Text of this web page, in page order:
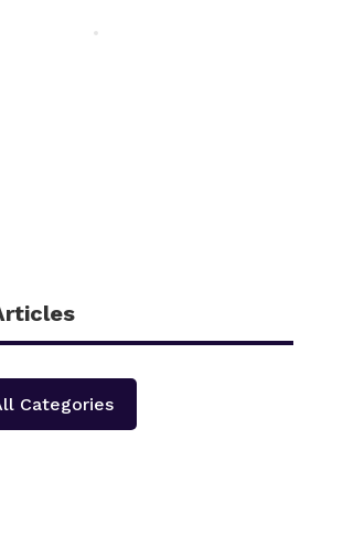
Categories